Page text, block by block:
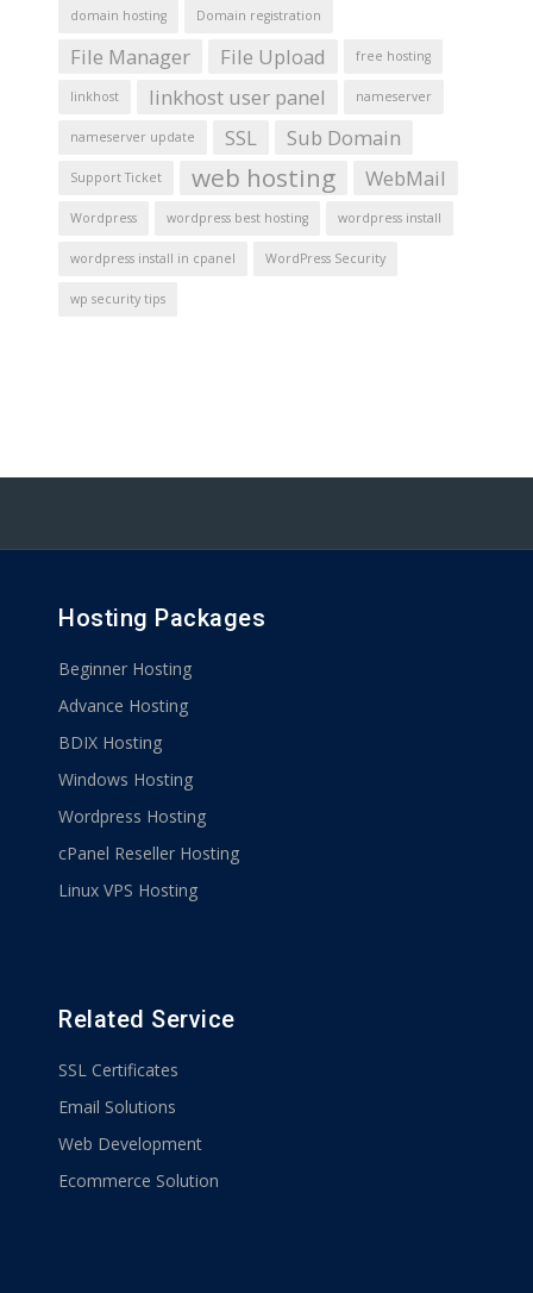
domain hosting Domain registration
File Manager File Upload free hosting
linkhost linkhost user panel nameserver
nameserver update SSL Sub Domain
Support Ticket web hosting WebMail
Wordpress wordpress best hosting wordpress install
wordpress install in cpanel WordPress Security
wp security tips
Hosting Packages
Beginner Hosting
Advance Hosting
BDIX Hosting
Windows Hosting
Wordpress Hosting
cPanel Reseller Hosting
Linux VPS Hosting
Related Service
SSL Certificates
Email Solutions
Web Development
Ecommerce Solution